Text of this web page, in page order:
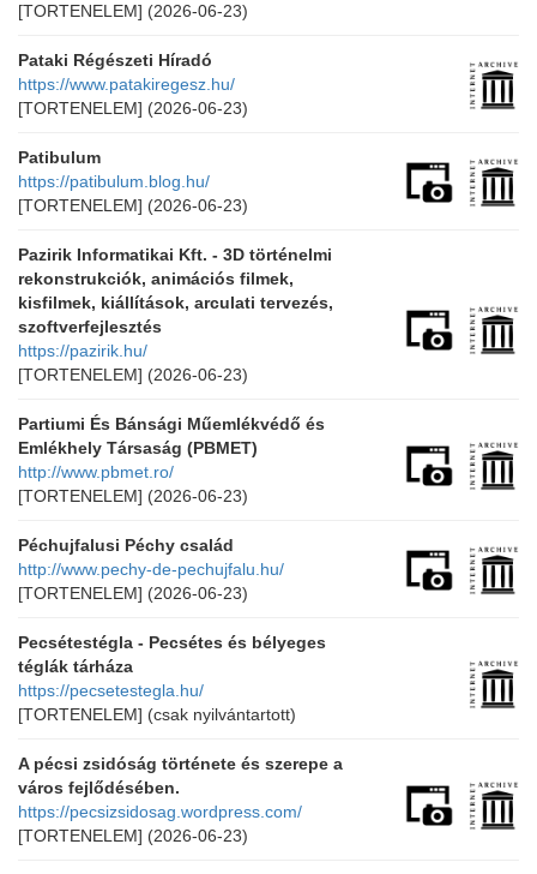
[TORTENELEM] (2026-06-23)
Pataki Régészeti Híradó
https://www.patakiregesz.hu/
[TORTENELEM] (2026-06-23)
Patibulum
https://patibulum.blog.hu/
[TORTENELEM] (2026-06-23)
Pazirik Informatikai Kft. - 3D történelmi
rekonstrukciók, animációs filmek,
kisfilmek, kiállítások, arculati tervezés,
szoftverfejlesztés
https://pazirik.hu/
[TORTENELEM] (2026-06-23)
Partiumi És Bánsági Műemlékvédő és
Emlékhely Társaság (PBMET)
http://www.pbmet.ro/
[TORTENELEM] (2026-06-23)
Péchujfalusi Péchy család
http://www.pechy-de-pechujfalu.hu/
[TORTENELEM] (2026-06-23)
Pecsétestégla - Pecsétes és bélyeges
téglák tárháza
https://pecsetestegla.hu/
[TORTENELEM] (csak nyilvántartott)
A pécsi zsidóság története és szerepe a
város fejlődésében.
https://pecsizsidosag.wordpress.com/
[TORTENELEM] (2026-06-23)